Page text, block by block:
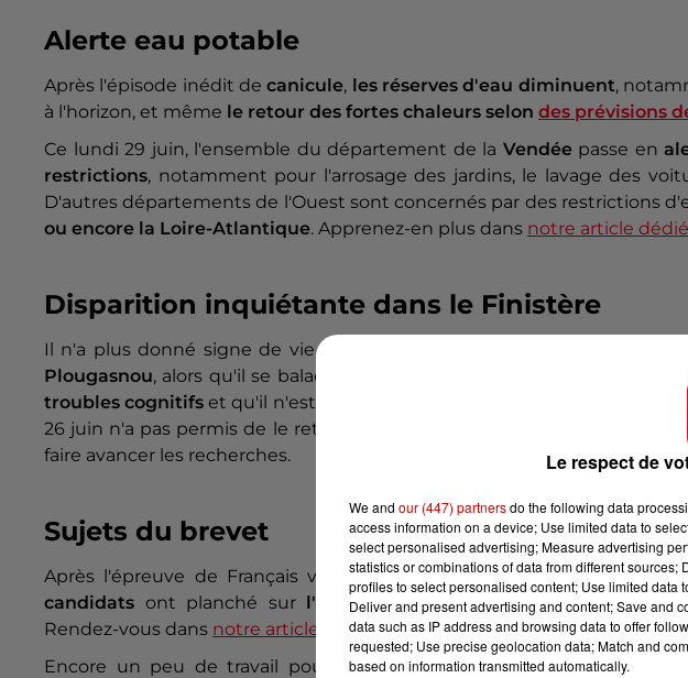
Alerte eau potable
Après l'épisode inédit decanicule, les réserves d'eau diminuent,
à l'horizon, et même le retour des fortes chaleurs selon des prévisions
Ce lundi 29 juin, l'ensemble du département de la Vendéepasse en
restrictions, notamment pour l'arrosage des jardins, le lavage des
D'autres départements de l'Ouest sont concernés par des restrictions
ou encore la Loire-Atlantique. Apprenez-en plus dans notre article dédié
Disparition inquiétante dans le Finistère
Il n'a plus donné signe de vie depuis mardi 23 juin.
Plougasnou, alors qu'il se baladait sur . Auprès d'Alouette,
troubles cognitifs et qu'il n'est
. Une
26 juin n'a pas permis de le retrouver.
a été lancé
faire avancer les recherches.
Sujets du brevet
Après l'épreuve de Français vendredi, le brevet des collèges se
candidats ont planché surl'Histoire-Géographiece matin, avant
Rendez-vous dans notre article dédiépour découvrirles sujetsavec
Encore un peu de travail pour les collégiens avant les vacances :
Le respect de
We and our (447) partnersdo the following data
access information on a device; Use limited data to
select personalised advertising; Measure advertising
statistics or combinations of data from different
profiles to select personalised content; Use limited data
Deliver and present advertising and content; Save and
data such as IP address and browsing data to offer
requested; Use precise geolocation data; Match and
based on information transmitted automatically.